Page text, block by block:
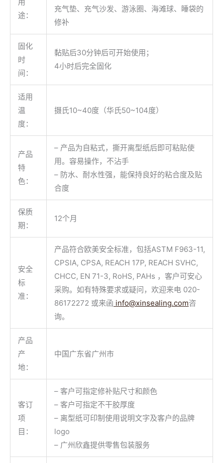
途：
充气垫、充气沙发、游泳圈、海滩球、睡袋的
修补
固化
时
间：
黏贴后30分钟后可开始使用；
4小时后完全固化
适用
温
度：
摄氏10~40度（华氏50~104度）
产品
特
色：
– 产品为自粘式，撕开离型纸后即可粘贴使
用。容易操作，不沾手
– 防水、耐水性强，能保持良好的粘合度及贴
合度
保质
期：
12个月
安全
标
准：
产品符合欧美安全标准，包括ASTM F963-11,
CPSIA, CPSA, REACH 17P, REACH SVHC,
CHCC, EN 71-3, RoHS, PAHs ，客户可安心
采购。如有特殊要求或疑问，欢迎来电 020-
86172272 或来函 info@xinsealing.com咨
询。
产品
产
地：
中国广东省广州市
客订
项
目：
– 客户可指定修补贴尺寸和颜色
– 客户可指定不干胶厚度
– 离型纸可印制使用说明文字及客户的品牌
logo
– 广州欣鑫提供零售包装服务